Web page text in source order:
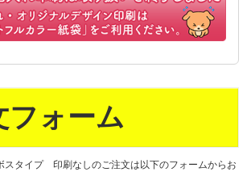
フォーム
スタイプ 印刷なしのご注文は以下のフォームからお